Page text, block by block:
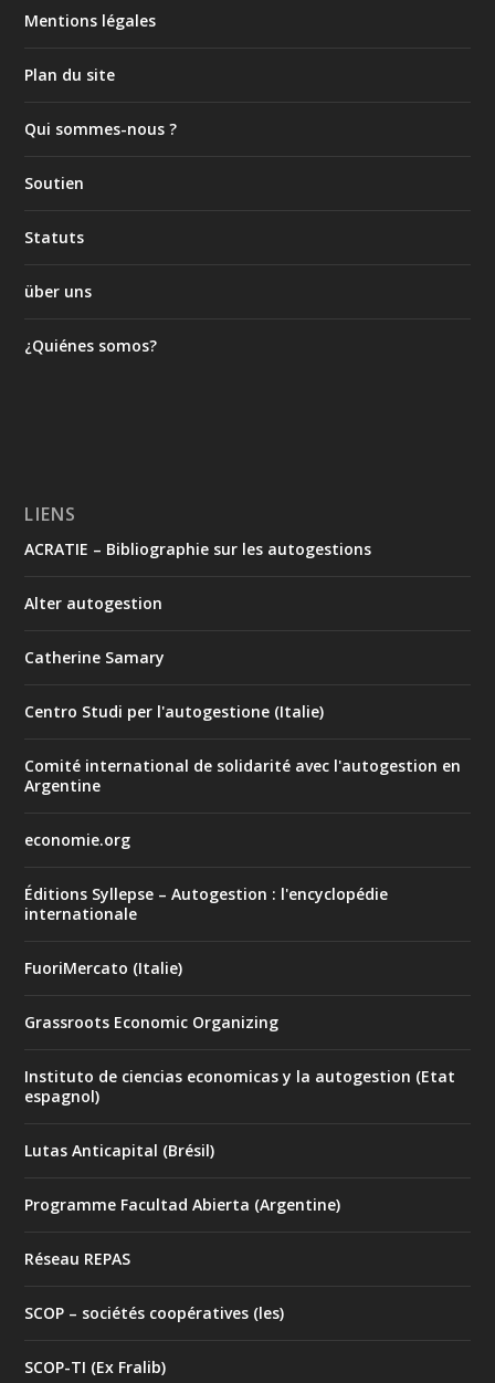
Mentions légales
Plan du site
Qui sommes-nous ?
Soutien
Statuts
über uns
¿Quiénes somos?
LIENS
ACRATIE – Bibliographie sur les autogestions
Alter autogestion
Catherine Samary
Centro Studi per l'autogestione (Italie)
Comité international de solidarité avec l'autogestion en
Argentine
economie.org
Éditions Syllepse – Autogestion : l'encyclopédie
internationale
FuoriMercato (Italie)
Grassroots Economic Organizing
Instituto de ciencias economicas y la autogestion (Etat
espagnol)
Lutas Anticapital (Brésil)
Programme Facultad Abierta (Argentine)
Réseau REPAS
SCOP – sociétés coopératives (les)
SCOP-TI (Ex Fralib)